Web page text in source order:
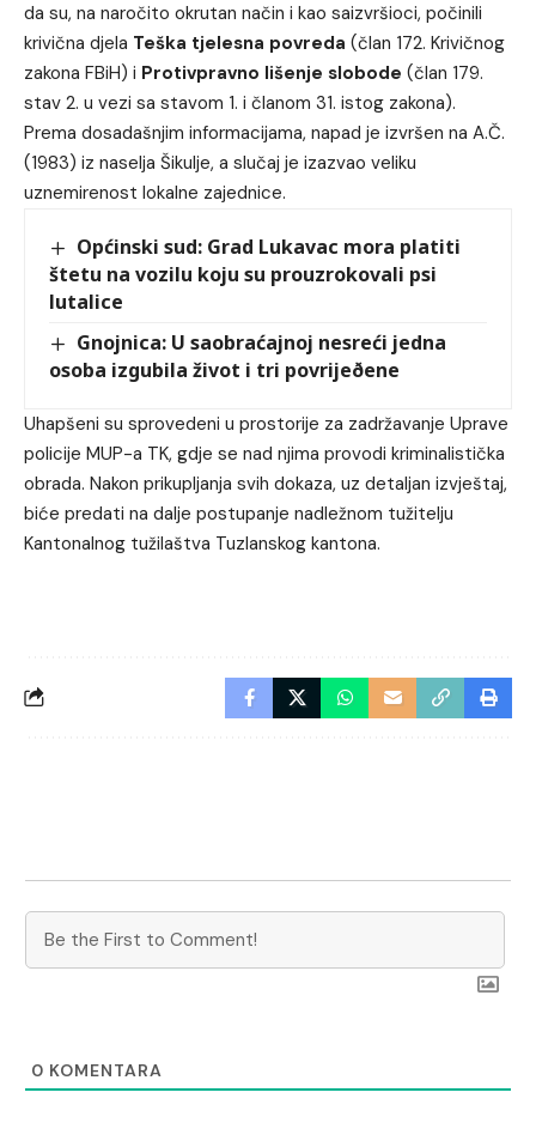
da su, na naročito okrutan način i kao saizvršioci, počinili
krivična djela Teška tjelesna povreda (član 172. Krivičnog
zakona FBiH) i Protivpravno lišenje slobode (član 179.
stav 2. u vezi sa stavom 1. i članom 31. istog zakona).
Prema dosadašnjim informacijama, napad je izvršen na A.Č.
(1983) iz naselja Šikulje, a slučaj je izazvao veliku
uznemirenost lokalne zajednice.
Općinski sud: Grad Lukavac mora platiti
štetu na vozilu koju su prouzrokovali psi
lutalice
Gnojnica: U saobraćajnoj nesreći jedna
osoba izgubila život i tri povrijeðene
Uhapšeni su sprovedeni u prostorije za zadržavanje Uprave
policije MUP-a TK, gdje se nad njima provodi kriminalistička
obrada. Nakon prikupljanja svih dokaza, uz detaljan izvještaj,
biće predati na dalje postupanje nadležnom tužitelju
Kantonalnog tužilaštva Tuzlanskog kantona.
0 KOMENTARA